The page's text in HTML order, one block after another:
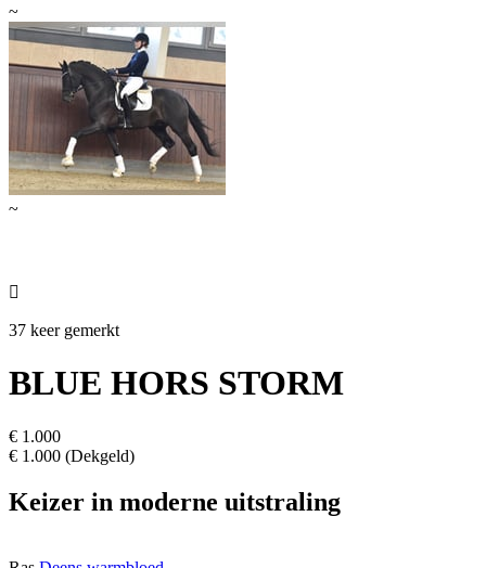
~
~

37 keer gemerkt
BLUE HORS STORM
€ 1.000
€ 1.000 (Dekgeld)
Keizer in moderne uitstraling